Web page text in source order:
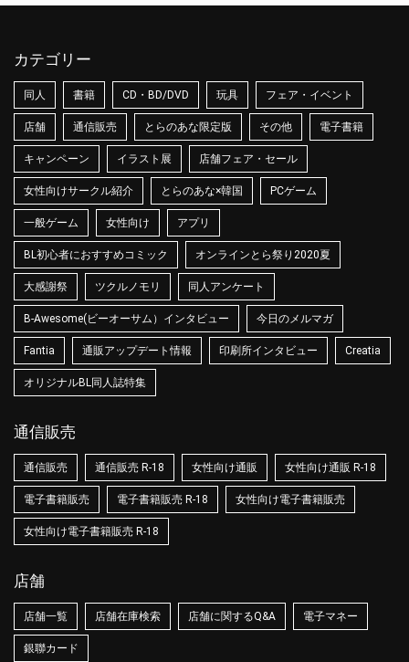
カテゴリー
同人 書籍 CD・BD/DVD 玩具 フェア・イベント
店舗 通信販売 とらのあな限定版 その他 電子書籍
キャンペーン イラスト展 店舗フェア・セール
女性向けサークル紹介 とらのあな×韓国 PCゲーム
一般ゲーム 女性向け アプリ
BL初心者におすすめコミック オンラインとら祭り2020夏
大感謝祭 ツクルノモリ 同人アンケート
B-Awesome(ビーオーサム）インタビュー 今日のメルマガ
Fantia 通販アップデート情報 印刷所インタビュー Creatia
オリジナルBL同人誌特集
通信販売
通信販売 通信販売 R-18 女性向け通販 女性向け通販 R-18
電子書籍販売 電子書籍販売 R-18 女性向け電子書籍販売
女性向け電子書籍販売 R-18
店舗
店舗一覧 店舗在庫検索 店舗に関するQ&A 電子マネー
銀聯カード